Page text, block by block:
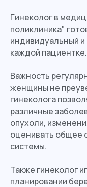
Гинеколог в
поликлиника"
индивидуальный
каждой пациентке.
Важность
женщины не
гинеколога
различные
опухоли,
оценивать общее
системы.
Также гинеколог
планировании